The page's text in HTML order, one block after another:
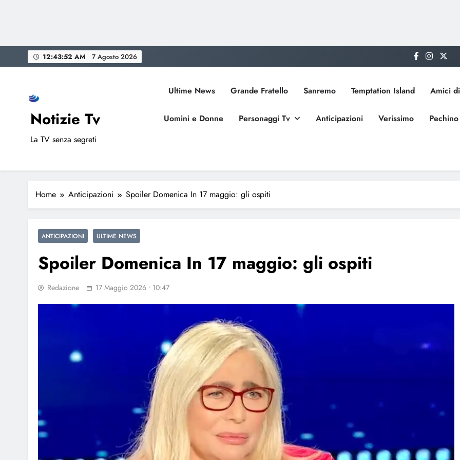
to
12:43:53 AM 7 Agosto 2026
Notizie Tv
La TV senza segreti
Ultime News Grande Fratello Sanremo Temptation Island Amici
Uomini e Donne Personaggi Tv Anticipazioni Verissimo
Home Anticipazioni Spoiler Domenica In 17 maggio: gli ospiti
ANTICIPAZIONI ULTIME NEWS
Spoiler Domenica In 17 maggio: gli ospiti
Redazione 17 Maggio 2026 • 10:47